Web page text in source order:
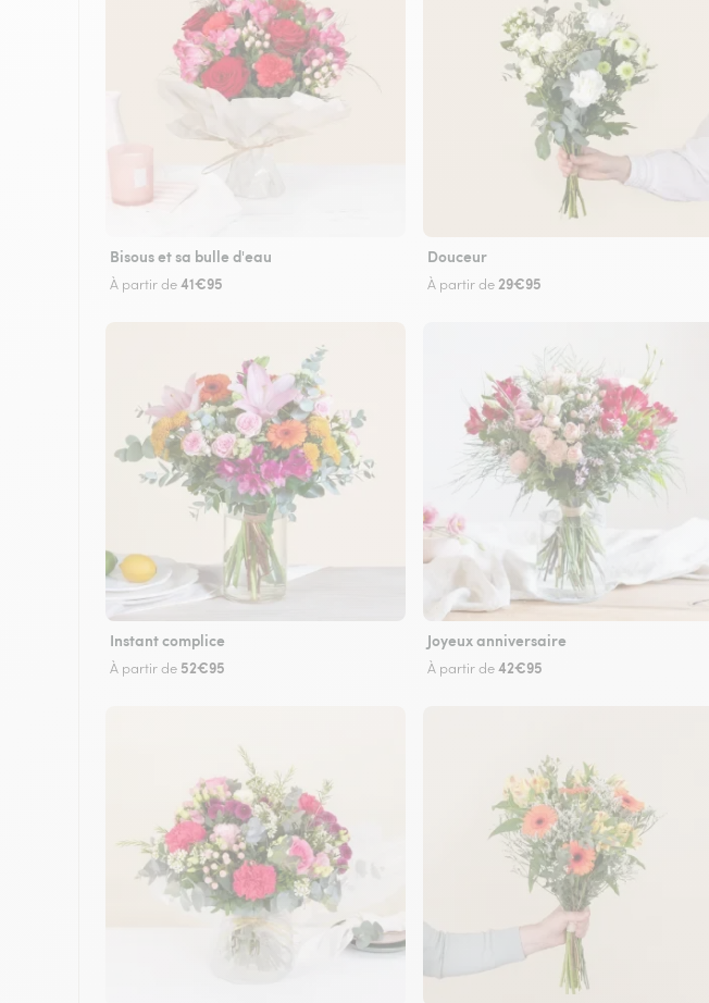
Bisous et sa bulle d'eau
À partir de41€95
Douceur
À partir de 29€95
Instant complice
À partir de 52€95
Joyeux anniversaire
À partir de42€95